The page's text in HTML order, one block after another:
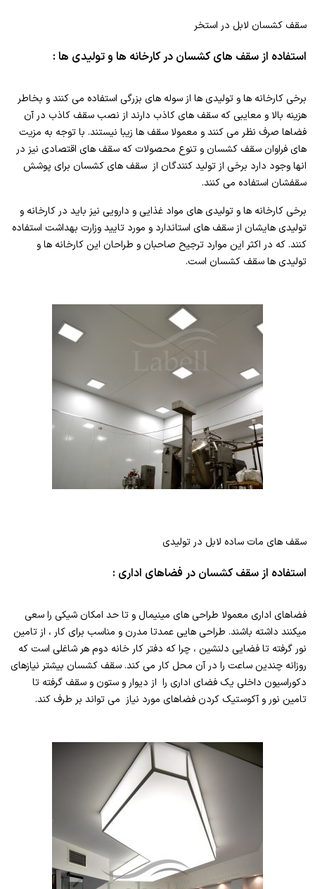
سقف کشسان لابل در استخر
استفاده از سقف های کشسان در کارخانه ها و تولیدی ها :
برخی کارخانه ها و تولیدی ها از سوله های بزرگی استفاده می کنند و بخاطر
هزینه بالا و معایبی که سقف های کاذب دارند از نصب سقف کاذب در آن
فضاها صرف نظر می کنند و معمولا سقف ها زیبا نیستند. با توجه به مزیت
های فراوان سقف کشسان و تنوع محصولات که سقف های اقتصادی نیز در
انها وجود دارد برخی از تولید کنندگان از سقف های کشسان برای پوشش
سقفشان استفاده می کنند.
برخی کارخانه ها و تولیدی های مواد غذایی و دارویی نیز باید در کارخانه و
تولیدی هایشان از سقف های استاندارد و مورد تایید وزارت بهداشت استفاده
کنند. که در اکثر این موارد ترجیح صاحبان و طراحان این کارخانه ها و
تولیدی ها سقف کشسان است.
سقف های مات ساده لابل در تولیدی
استفاده از سقف کشسان در فضاهای اداری :
فضاهای اداری معمولا طراحی های مینیمال و تا حد امکان شیکی را سعی
میکنند داشته باشند. طراحی هایی عمدتا مدرن و مناسب برای کار ، از تامین
نور گرفته تا فضایی دلنشین ، چرا که دفتر کار خانه دوم هر شاغلی است که
روزانه چندین ساعت را در آن محل کار می کند. سقف کشسان بیشتر نیازهای
دکوراسیون داخلی یک فضای اداری را از دیوار و ستون و سقف گرفته تا
تامین نور و آکوستیک کردن فضاهای مورد نیاز می تواند بر طرف کند.